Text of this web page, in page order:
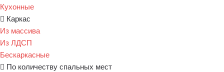
Кухонные
Каркас
Из массива
Из ЛДСП
Бескаркасные
По количеству спальных мест